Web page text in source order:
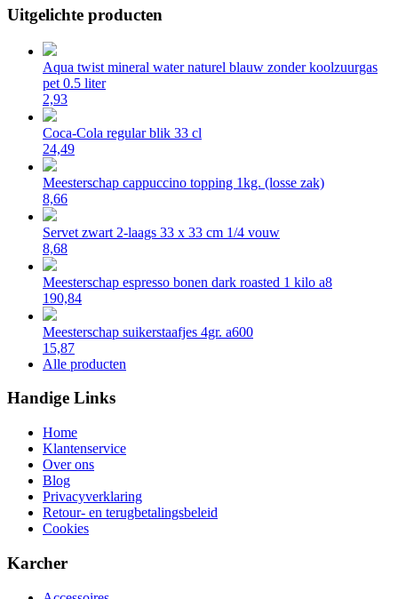
Uitgelichte producten
Aqua twist mineral water naturel blauw zonder koolzuurgas
pet 0.5 liter
2,93
Coca-Cola regular blik 33 cl
24,49
Meesterschap cappuccino topping 1kg. (losse zak)
8,66
Servet zwart 2-laags 33 x 33 cm 1/4 vouw
8,68
Meesterschap espresso bonen dark roasted 1 kilo a8
190,84
Meesterschap suikerstaafjes 4gr. a600
15,87
Alle producten
Handige Links
Home
Klantenservice
Over ons
Blog
Privacyverklaring
Retour- en terugbetalingsbeleid
Cookies
Karcher